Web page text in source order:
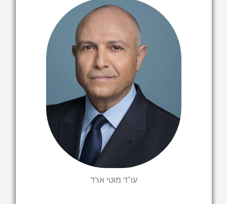
עו"ד מוטי ארד